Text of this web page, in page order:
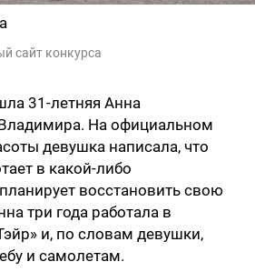
сайт конкурса
31-летняя Анна
На официальном
девушка написала, что
в какой-либо
восстановить свою
три года работала в
и, по словам девушки,
и самолетам.